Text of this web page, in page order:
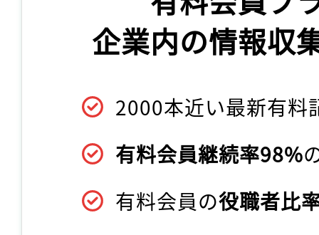
企業内の情報収
2000本近い最新有料
有料会員継続率98%
有料会員の役職者比